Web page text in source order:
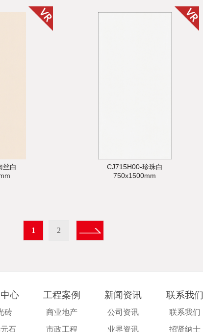
丝白
CJ715H00-珍珠白
750x1500mm
1 2
心
砖
石
工程案例
商业地产
市政工程
新闻资讯
公司资讯
业界资讯
联系我们
联系我们
招贤纳士